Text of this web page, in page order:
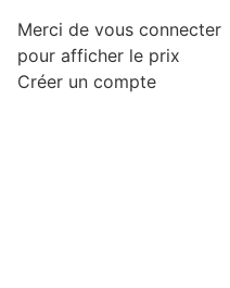
Merci de vous connecter
pour afficher le prix
Créer un compte